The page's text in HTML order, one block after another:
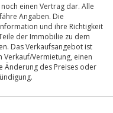
einen Vertrag dar. Alle
Angaben. Die
und ihre Richtigkeit
der Immobilie zu dem
Das Verkaufsangebot ist
Verkauf/Vermietung, einen
Änderung des Preises oder